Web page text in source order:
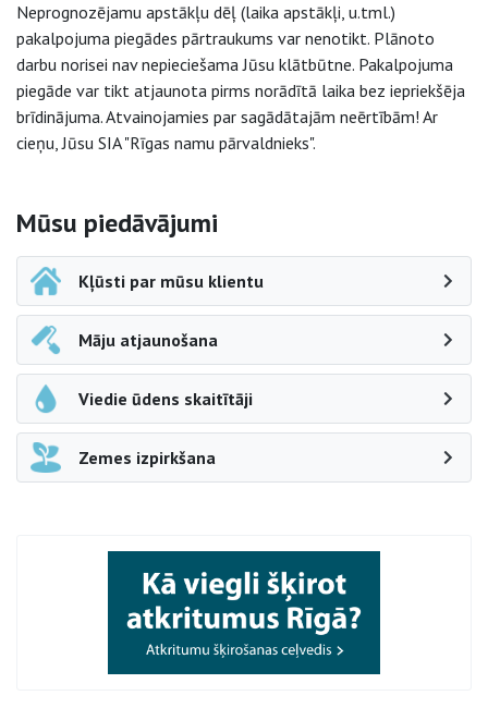
Neprognozējamu apstākļu dēļ (laika apstākļi, u.tml.)
pakalpojuma piegādes pārtraukums var nenotikt. Plānoto
darbu norisei nav nepieciešama Jūsu klātbūtne. Pakalpojuma
piegāde var tikt atjaunota pirms norādītā laika bez iepriekšēja
brīdinājuma. Atvainojamies par sagādātajām neērtībām! Ar
cieņu, Jūsu SIA "Rīgas namu pārvaldnieks".
Sāna navigācija
Mūsu piedāvājumi
Kļūsti par mūsu klientu
Māju atjaunošana
Viedie ūdens skaitītāji
Zemes izpirkšana